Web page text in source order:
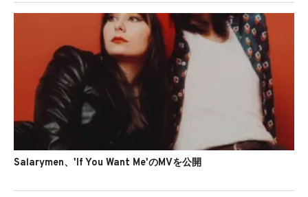
Salarymen、'If You Want Me'のMVを公開